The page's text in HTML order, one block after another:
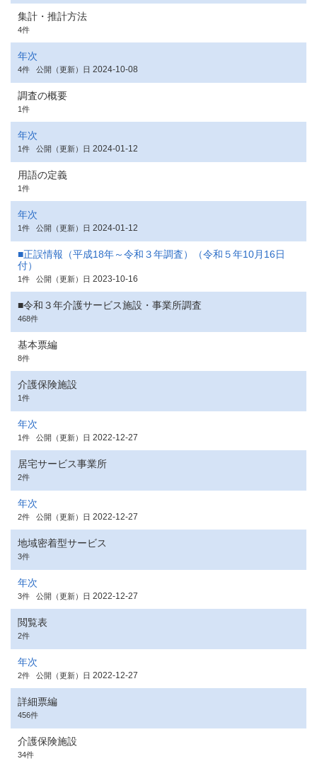
集計・推計方法
4件
年次
4件 公開（更新）日 2024-10-08
調査の概要
1件
年次
1件 公開（更新）日 2024-01-12
用語の定義
1件
年次
1件 公開（更新）日 2024-01-12
■正誤情報（平成18年～令和３年調査）（令和５年10月16日
付）
1件 公開（更新）日 2023-10-16
■令和３年介護サービス施設・事業所調査
468件
基本票編
8件
介護保険施設
1件
年次
1件 公開（更新）日 2022-12-27
居宅サービス事業所
2件
年次
2件 公開（更新）日 2022-12-27
地域密着型サービス
3件
年次
3件 公開（更新）日 2022-12-27
閲覧表
2件
年次
2件 公開（更新）日 2022-12-27
詳細票編
456件
介護保険施設
34件